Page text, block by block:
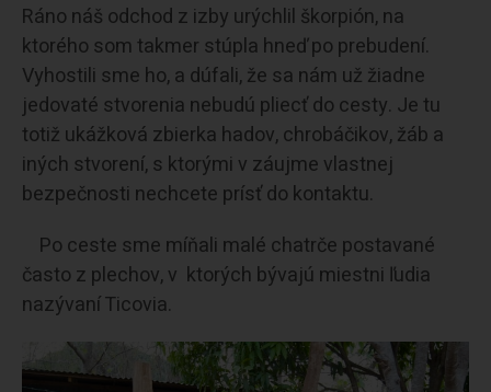
Ráno náš odchod z izby urýchlil škorpión, na
ktorého som takmer stúpla hneď po prebudení.
Vyhostili sme ho, a dúfali, že sa nám už žiadne
jedovaté stvorenia nebudú pliecť do cesty. Je tu
totiž ukážková zbierka hadov, chrobáčikov, žáb a
iných stvorení, s ktorými v záujme vlastnej
bezpečnosti nechcete prísť do kontaktu.
Po ceste sme míňali malé chatrče postavané
často z plechov, v ktorých bývajú miestni ľudia
nazývaní Ticovia.